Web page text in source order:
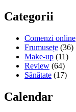
Categorii
Comenzi online
Frumusețe (36)
Make-up (11)
Review (64)
Sănătate (17)
Calendar